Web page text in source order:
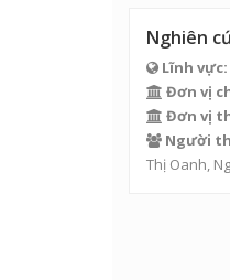
Nghiên
Lĩnh vực:
Đơn vị
Đơn vị
Người
Thị Oanh,